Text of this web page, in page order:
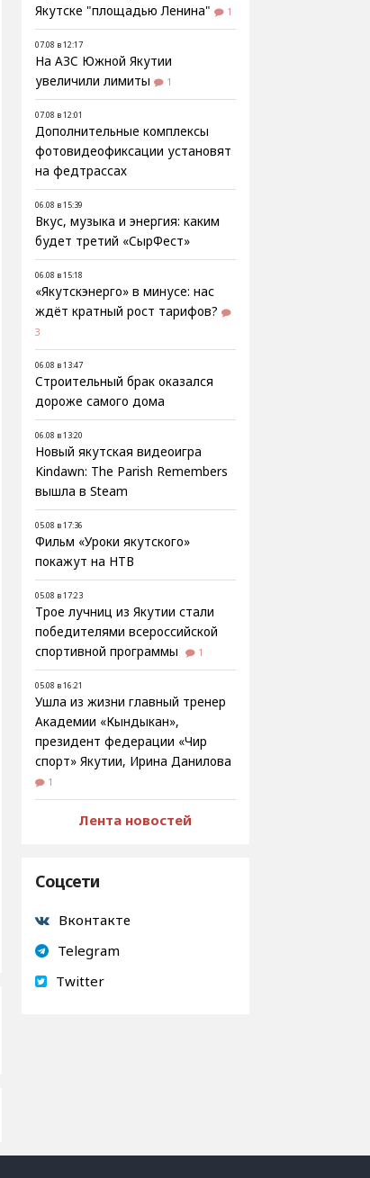
Якутске "площадью Ленина"
1
07.08 в 12:17
На АЗС Южной Якутии
увеличили лимиты
1
07.08 в 12:01
Дополнительные комплексы
фотовидеофиксации установят
на федтрассах
06.08 в 15:39
Вкус, музыка и энергия: каким
будет третий «СырФест»
06.08 в 15:18
«Якутскэнерго» в минусе: нас
ждёт кратный рост тарифов?
3
06.08 в 13:47
Строительный брак оказался
дороже самого дома
06.08 в 13:20
Новый якутская видеоигра
Kindawn: The Parish Remembers
вышла в Steam
05.08 в 17:36
Фильм «Уроки якутского»
покажут на НТВ
05.08 в 17:23
Трое лучниц из Якутии стали
победителями всероссийской
спортивной программы
1
05.08 в 16:21
Ушла из жизни главный тренер
Академии «Кындыкан»,
президент федерации «Чир
спорт» Якутии, Ирина Данилова
1
Лента новостей
Соцсети
Вконтакте
Telegram
Twitter